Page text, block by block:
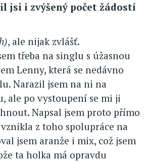
jsi i zvýšený počet žádostí
, ale nijak zvlášť.
třeba na singlu s úžasnou
Lenny, která se nedávno
Narazil jsem na ni na
ale po vystoupení se mi ji
Napsal jsem proto přímo
z toho spolupráce na
jsem aranže i mix, což jsem
ta holka má opravdu